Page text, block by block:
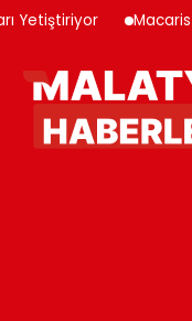
Macaristan